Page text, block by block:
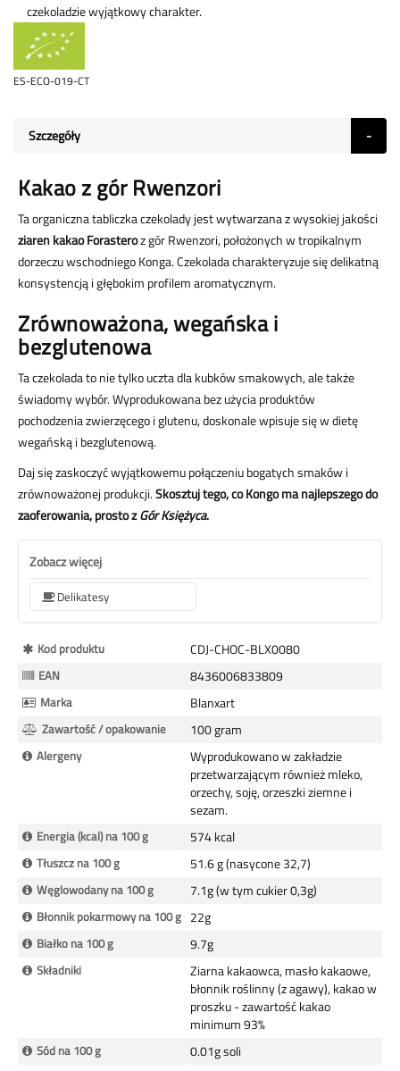
czekoladzie wyjątkowy charakter.
ES-ECO-019-CT
Szczegóły
Kakao z gór Rwenzori
Ta organiczna tabliczka czekolady jest wytwarzana z wysokiej jakości
ziaren kakao Forasteroz gór Rwenzori, położonych w tropikalnym
dorzeczu wschodniego Konga. Czekolada charakteryzuje się delikatną
konsystencją i głębokim profilem aromatycznym.
Zrównoważona, wegańska i
bezglutenowa
Ta czekolada to nie tylko uczta dla kubków smakowych, ale także
świadomy wybór. Wyprodukowana bez użycia produktów
pochodzenia zwierzęcego i glutenu, doskonale wpisuje się w dietę
wegańską i bezglutenową.
Daj się zaskoczyć wyjątkowemu połączeniu bogatych smaków i
zrównoważonej produkcji.Skosztuj tego, co Kongo ma najlepszego do
zaoferowania, prosto zGór Księżyca.
Zobacz więcej
Delikatesy
Więcej
informacji
Kod produktu CDJ-CHOC-BLX0080
EAN 8436006833809
Marka Blanxart
Zawartość / opakowanie 100 gram
Alergeny
Wyprodukowano w zakładzie
przetwarzającym również mleko,
orzechy, soję, orzeszki ziemne i
sezam.
Energia (kcal) na 100 g 574 kcal
Tłuszcz na 100 g 51.6 g (nasycone 32,7)
Węglowodany na 100 g 7.1g (w tym cukier 0,3g)
Błonnik pokarmowy na 100 g 22g
Białko na 100 g 9.7g
Składniki
Ziarna kakaowca, masło kakaowe,
błonnik roślinny (z agawy), kakao w
proszku - zawartość kakao
minimum 93%
Sód na 100 g 0.01g soli